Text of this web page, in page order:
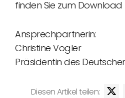
finden Sie zum Download
Ansprechpartnerin:
Christine Vogler
Präsidentin des
Diesen Artikel teilen: